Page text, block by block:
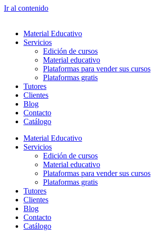
Ir al contenido
Material Educativo
Servicios
Edición de cursos
Material educativo
Plataformas para vender sus cursos
Plataformas gratis
Tutores
Clientes
Blog
Contacto
Catálogo
Material Educativo
Servicios
Edición de cursos
Material educativo
Plataformas para vender sus cursos
Plataformas gratis
Tutores
Clientes
Blog
Contacto
Catálogo